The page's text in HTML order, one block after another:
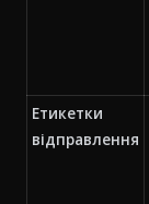
Етикетки
відправлення